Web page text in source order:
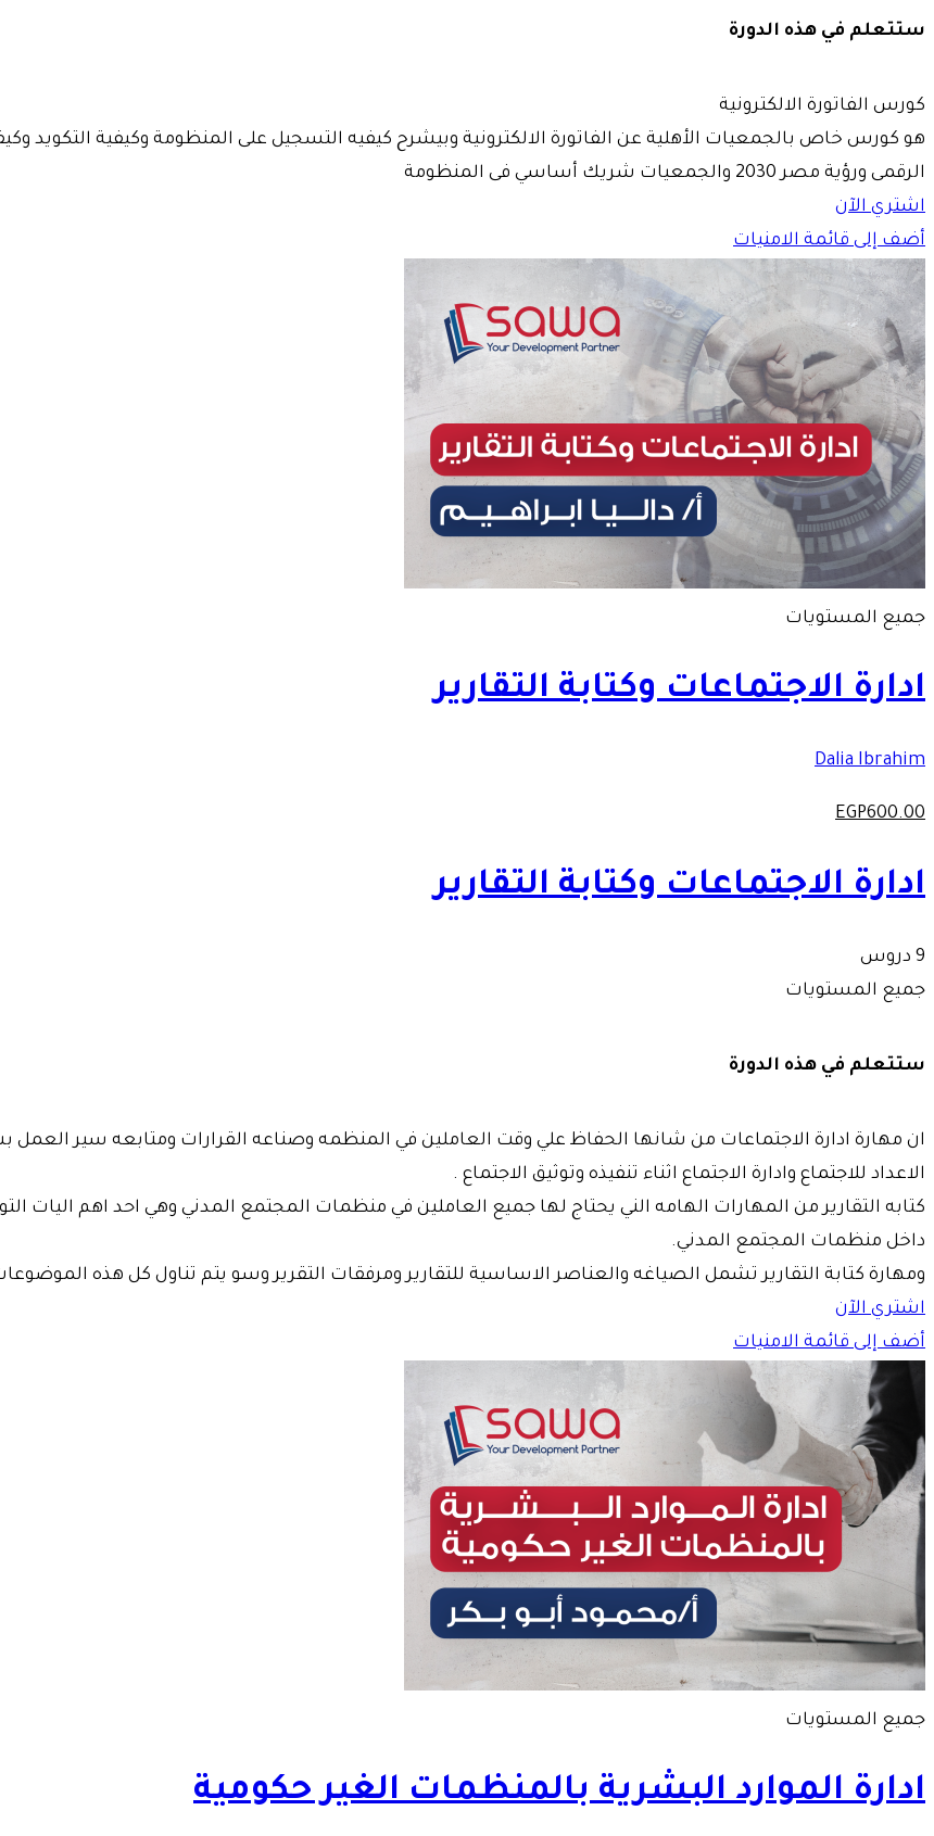
ستتعلم في هذه الدورة
كورس الفاتورة الالكترونية
هو كورس خاص بالجمعيات الأهلية عن الفاتورة الالكترونية وبيشرح كيفيه التسجيل على المنظومة وكيفية التكويد
الرقمى ورؤية مصر 2030 والجمعيات شريك أساسي فى المنظومة
اشتري الآن
أضف إلى قائمة الامنيات
جميع المستويات
ادارة الاجتماعات وكتابة التقارير
Dalia Ibrahim
EGP600.00
ادارة الاجتماعات وكتابة التقارير
9 دروس
جميع المستويات
ستتعلم في هذه الدورة
الاعداد للاجتماع وادارة الاجتماع اثناء تنفيذه وتوثيق الاجتماع .
كتابه التقارير من المهارات الهامه الني يحتاج لها جميع العاملين في منظمات المجتمع المدني وهي احد اهم اليات
داخل منظمات المجتمع المدني.
ومهارة كتابة التقارير تشمل الصياغه والعناصر الاساسية للتقارير ومرفقات التقرير وسو يتم تناول كل هذه الموضوعات
اشتري الآن
أضف إلى قائمة الامنيات
جميع المستويات
ادارة الموارد البشرية بالمنظمات الغير حكومية